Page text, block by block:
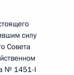
силу
Совета
№ 1451-I